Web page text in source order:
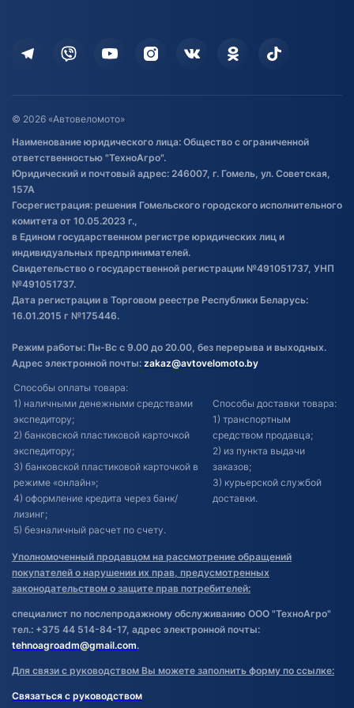
Дополнительные услуги
Оставить отзыв
Договор публичной оферты
Обработка файлов cookie
Постановка транспорта на учет
Обновления в ЭПТС 2024
© 2026 «Автовеломото»
Наименование юридического лица: Общество с ограниченной
ответственностью "ТехноАгро".
Юридический и почтовый адрес: 246007, г. Гомель, ул. Советская,
157А
Госрегистрация: решения Гомельского городского исполнительного
комитета от 10.05.2023 г.,
в Едином государственном регистре юридических лиц и
индивидуальных предпринимателей.
Свидетельство о государственной регистрации №491051737, УНП
№491051737.
Дата регистрации в Торговом реестре Республики Беларусь:
16.01.2015 г №175446.
Режим работы: Пн-Вс с 9.00 до 20.00, без перерыва и выходных.
Адрес электронной почты: zakaz@avtovelomoto.by
Способы оплаты товара:
1) наличными денежными средствами
экспедитору;
2) банковской пластиковой карточкой
экспедитору;
3) банковской пластиковой карточкой в
режиме «онлайн»;
4) оформление кредита через банк/
лизинг;
5) безналичный расчет по счету.
Способы доставки товара:
1) транспортным
средством продавца;
2) из пункта выдачи
заказов;
3) курьерской службой
доставки.
Уполномоченный продавцом на рассмотрение обращений
покупателей о нарушении их прав, предусмотренных
законодательством о защите прав потребителей:
специалист по послепродажному обслуживанию ООО "ТехноАгро"
тел.: +375 44 514-84-17, адрес электронной почты:
tehnoagroadm@gmail.com.
Для связи с руководством Вы можете заполнить форму по ссылке:
Связаться с руководством